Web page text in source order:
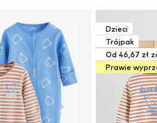
Dzieci
Trójpak
Od 46,67 zł
Prawie